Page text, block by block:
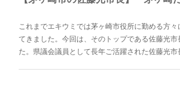
これまでエキウミでは茅ヶ崎市役所に勤める方
てきました。今回は、そのトップである佐藤光市
た。県議会議員として長年ご活躍された佐藤光市